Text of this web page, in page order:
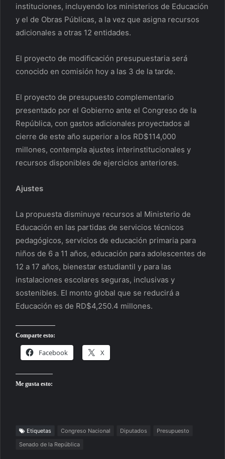
instituciones, incluyendo los ministerios de Educación
y el de Obras Públicas, a la vez que asigna recursos
adicionales a otras 12 entidades.
El proyecto de modificación presupuestaria será
conocido en comisión hoy a las 3 de la tarde.
El proyecto de presupuesto complementario
presentado por el Gobierno ante el Congreso de la
República, con gastos adicionales proyectados al
cierre de este año superior a los RD$114,000
millones, contempla ajustes interinstitucionales y
recursos disponibles de ejercicios anteriores.
Ajustes
La propuesta disminuye recursos al Ministerio de
Educación en las partidas de servicios técnicos
pedagógicos, servicios de educación primaria para
niños de 6 a 11 años, educación para adolescentes de
12 a 17 años, bienestar estudiantil y para las
instalaciones escolares seguras, inclusivas y
sostenibles. El monto global que se reducirá a
Educación es de RD$4,250.4 millones.
Comparte esto:
Facebook X
Me gusta esto:
Etiquetas Congreso Nacional Diputados
Presupuesto
Senado de la República